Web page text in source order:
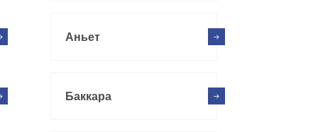
Аньет
Баккара